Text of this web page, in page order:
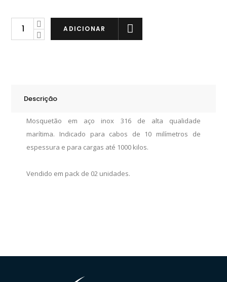
Plastimo
Mosquetão
ADICIONAR
Descrição
Mosquetão em aço inox 316 de alta qualidade
marítima. Indicado para cabos de 10 milímetros de
espessura e para cargas até 1000 kilos.
Vendido em pack de 02 unidades.